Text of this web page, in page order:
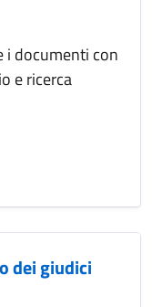
i documenti con
e ricerca
dei giudici